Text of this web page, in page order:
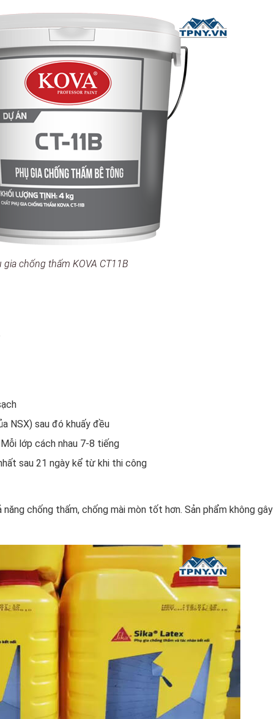
gia chống thấm KOVA CT11B
NSX) sau đó khuấy đều
lớp cách nhau 7-8 tiếng
sau 21 ngày kể từ khi thi công
chống thấm, chống mài mòn tốt hơn. Sản phẩm không